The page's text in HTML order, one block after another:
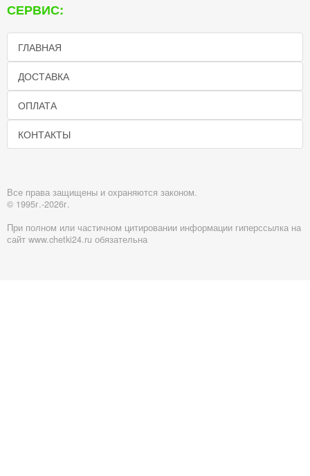
СЕРВИС:
ГЛАВНАЯ
ДОСТАВКА
ОПЛАТА
КОНТАКТЫ
Все права защищены и охраняются законом.
© 1995г.-2026г.
При полном или частичном цитировании информации гиперссылка на
сайт www.chetki24.ru обязательна